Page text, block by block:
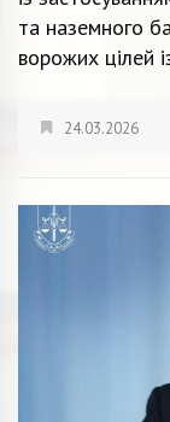
та наземного
ворожих цілей
24.03.2026